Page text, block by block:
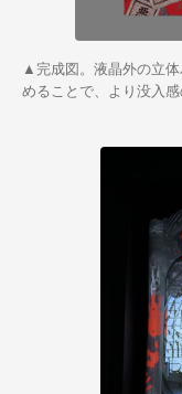
▲完成図。液晶外の立
めることで、より没入